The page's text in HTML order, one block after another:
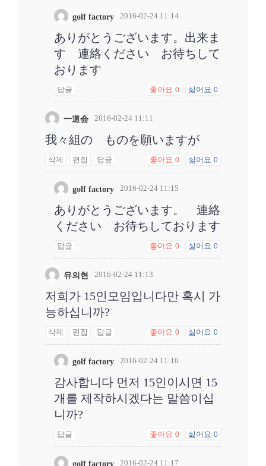
golf factory 2016-02-24 11:14
ありがとうございます。出来ま
す 連絡ください お待ちして
おります
답글 좋아요0 싫어요0
一道会 2016-02-24 11:11
我々組の ものを願いますが
삭제 편집 답글 좋아요0 싫어요0
golf factory 2016-02-24 11:15
ありがとうございます。 連絡
ください お待ちしております
답글 좋아요0 싫어요0
유의현 2016-02-24 11:13
저희가 15인모임입니다만 혹시 가
능하십니까?
삭제 편집 답글 좋아요0 싫어요0
golf factory 2016-02-24 11:16
감사합니다 먼저 15인이시면 15
개를 제작하시겠다는 말씀이십
니까?
답글 좋아요0 싫어요0
golf factory 2016-02-24 11:17